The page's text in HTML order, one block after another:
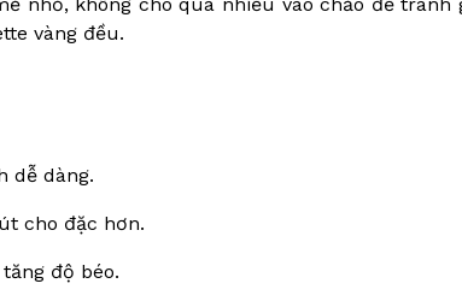
vàng đều.
dễ dàng.
cho đặc hơn.
độ béo.